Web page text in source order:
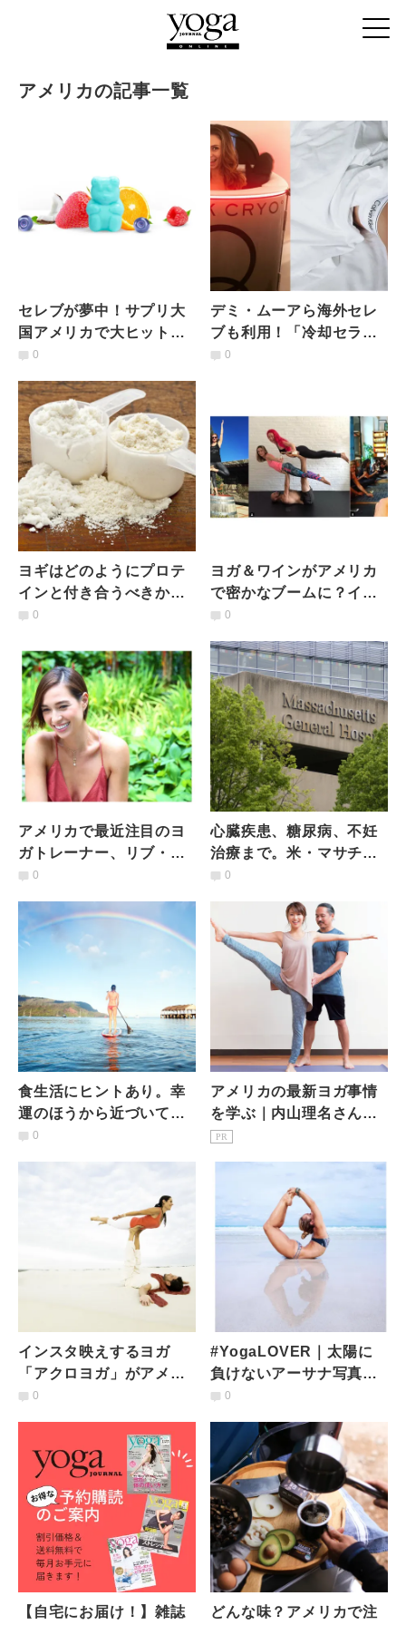
アメリカの記事一覧
セレブが夢中！サプリ大
国アメリカで大ヒット中
のお菓子系サプリとは
0
デミ・ムーアら海外セレ
ブも利用！「冷却セラピ
ー」がアメリカで話題
0
ヨギはどのようにプロテ
インと付き合うべきか｜
アメリカのプロテイン事
0
ヨガ＆ワインがアメリカ
で密かなブームに？イベ
ントが人気を集める理由
0
アメリカで最近注目のヨ
ガトレーナー、リブ・ロ
ーの正体は？
0
心臓疾患、糖尿病、不妊
治療まで。米・マサチュ
ーセッツ医療機関が提供
療」とは
0
食生活にヒントあり。幸
運のほうから近づいてく
る生き方のコツ
0
アメリカの最新ヨガ事情
を学ぶ｜内山理名さんが
RYT500取得に挑戦！
PR
インスタ映えするヨガ
「アクロヨガ」がアメリ
カで大人気の理由って？
0
#YogaLOVER｜太陽に
負けないアーサナ写真が
素敵。ビーチバムなアシ
0
【自宅にお届け！】雑誌 どんな味？アメリカで注